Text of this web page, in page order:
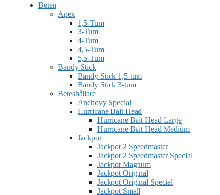
Beten
Apex
1,5-Tum
3-Tum
4-Tum
4,5-Tum
5,5-Tum
Bandy Stick
Bandy Stick 1,5-tum
Bandy Stick 3-tum
Beteshållare
Anchovy Special
Hurricane Bait Head
Hurricane Bait Head Large
Hurricane Bait Head Medium
Jackpot
Jackpot 2 Speedmaster
Jackpot 2 Speedmaster Special
Jackpot Magnum
Jackpot Original
Jackpot Original Special
Jackpot Small